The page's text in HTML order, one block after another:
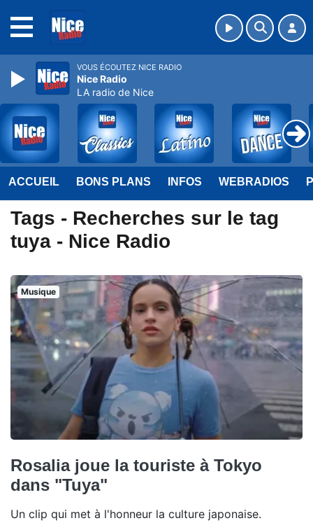
ACCUEIL BONS PLANS INFOS WEBRADIOS
Tags - Recherches sur le tag
tuya - Nice Radio
Musique
Rosalia joue la touriste à Tokyo
dans "Tuya"
Un clip qui met à l'honneur la culture japonaise.
VOUS ÉCOUTEZ NICE RADIO
Nice Radio
LA radio de Nice